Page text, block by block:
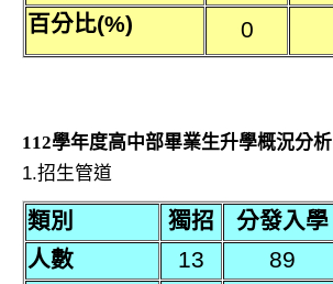
歷任校長
交通資訊
分機總覽
數位校史
永續校園
百分比(%)
0
112學年度高中部畢業生升學概況分析
1.招生管道
類別 獨招 分發入學
人數
13 89